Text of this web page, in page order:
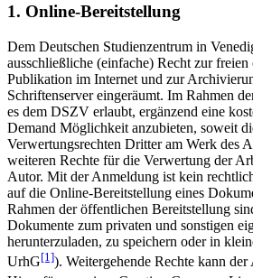
1. Online-Bereitstellung
Dem Deutschen Studienzentrum in
ausschließliche (einfache) Recht zur freien
Publikation im Internet und zur
Schriftenserver eingeräumt. Im Rahmen
es dem DSZV erlaubt, ergänzend eine
Demand Möglichkeit anzubieten, soweit
Verwertungsrechten Dritter am Werk des
weiteren Rechte für die Verwertung der
Autor. Mit der Anmeldung ist kein
auf die Online-Bereitstellung eines
Rahmen der öffentlichen Bereitstellung
Dokumente zum privaten und sonstigen
herunterzuladen, zu speichern oder in
UrhG[1]). Weitergehende Rechte kann